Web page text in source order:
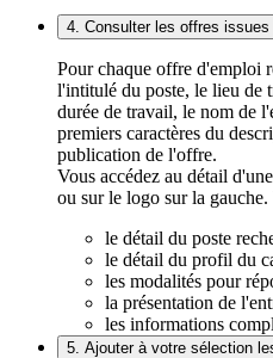
4. Consulter les offres
Pour chaque offre d'emploi
l'intitulé du poste, le lieu de
durée de travail, le nom de
premiers caractères du
publication de l'offre.
Vous accédez au détail
ou sur le logo sur la
le détail du poste
le détail du profil du
les modalités pour
la présentation de
les informations
5. Ajouter à votre sélection